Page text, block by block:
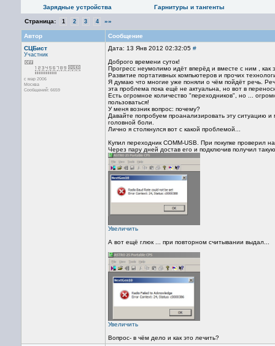
Зарядные устройства Гарнитуры и тангенты
Страница: 1 2 3 4 »»
Автор
Сообщение
СЦБист
Участник
с мар 2006
Москва
Сообщений: 6659
Дата: 13 Янв 2012 02:32:05 #
Доброго времени суток!
Прогресс неумолимо идёт вперёд и вместе с ним ,
Развитие портативных компьютеров и прочих
Я думаю что многие уже поняли о чём пойдёт речь.
эта проблема пока ещё не актуальна, но вот в
Есть огромное количество "переходников", но ...
пользоваться!
У меня возник вопрос: почему?
Давайте попробуем проанализировать эту ситуацию
головной боли.
Лично я столкнулся вот с какой проблемой...
Купил переходник СОММ-USB. При покупке проверил
Через пару дней достав его и подключив получил
Увеличить
А вот ещё глюк ... при повторном считывании выдал...
Увеличить
Вопрос- в чём дело и как это лечить?